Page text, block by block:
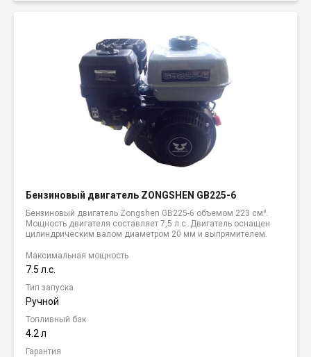
Бензиновый двигатель ZONGSHEN GB225-6
Бензиновый двигатель Zongshen GB225-6 объемом 223 см³.
Мощность двигателя составляет 7,5 л.с. Двигатель оснащен
цилиндрическим валом диаметром 20 мм и выпрямителем.
Максимальная мощность
7.5 л.с.
Тип запуска
Ручной
Топливный бак
4.2 л
Гарантия